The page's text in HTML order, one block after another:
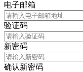
电子邮箱
验证码
新密码
确认新密码